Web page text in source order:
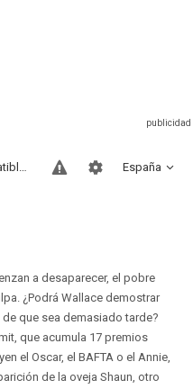
España
Sitios compatibles
a desaparecer, el pobre
¿Podrá Wallace demostrar
que sea demasiado tarde?
que acumula 17 premios
el Oscar, el BAFTA o el Annie,
de la oveja Shaun, otro